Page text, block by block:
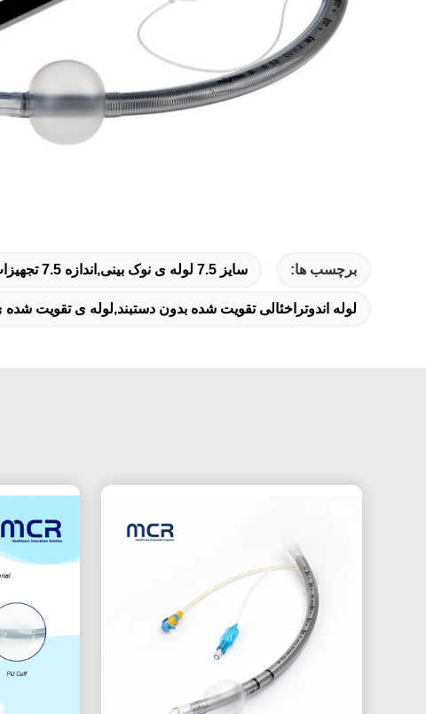
برچسب ها: سایز 7.5 لوله ی نوک بینی,اندازه 7.5 تجهیزات تزریق بینی,تزریق پیش سازان به داخل بینی
لوله اندوتراخئالی تقویت شده بدون دستبند,لوله ی تقویت